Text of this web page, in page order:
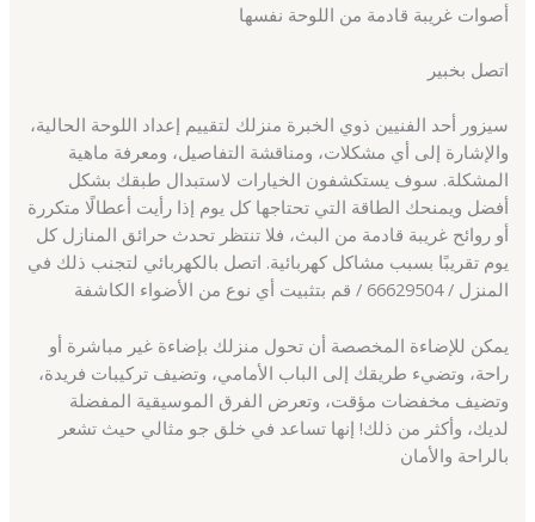
أصوات غريبة قادمة من اللوحة نفسها
اتصل بخبير
سيزور أحد الفنيين ذوي الخبرة منزلك لتقييم إعداد اللوحة الحالية،
والإشارة إلى أي مشكلات، ومناقشة التفاصيل، ومعرفة ماهية
المشكلة. سوف يستكشفون الخيارات لاستبدال طبقك بشكل
أفضل ويمنحك الطاقة التي تحتاجها كل يوم إذا رأيت أعطالًا متكررة
أو روائح غريبة قادمة من البث، فلا تنتظر تحدث حرائق المنازل كل
يوم تقريبًا بسبب مشاكل كهربائية. اتصل بالكهربائي لتجنب ذلك في
المنزل / 66629504 / قم بتثبيت أي نوع من الأضواء الكاشفة
يمكن للإضاءة المخصصة أن تحول منزلك بإضاءة غير مباشرة أو
راحة، وتضيء طريقك إلى الباب الأمامي، وتضيف تركيبات فريدة،
وتضيف مخفضات مؤقت، وتعرض الفرق الموسيقية المفضلة
لديك، وأكثر من ذلك! إنها تساعد في خلق جو مثالي حيث تشعر
بالراحة والأمان